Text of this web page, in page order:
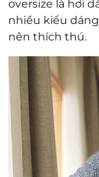
oversize là hơi
nhiều kiểu
nên thích thú.